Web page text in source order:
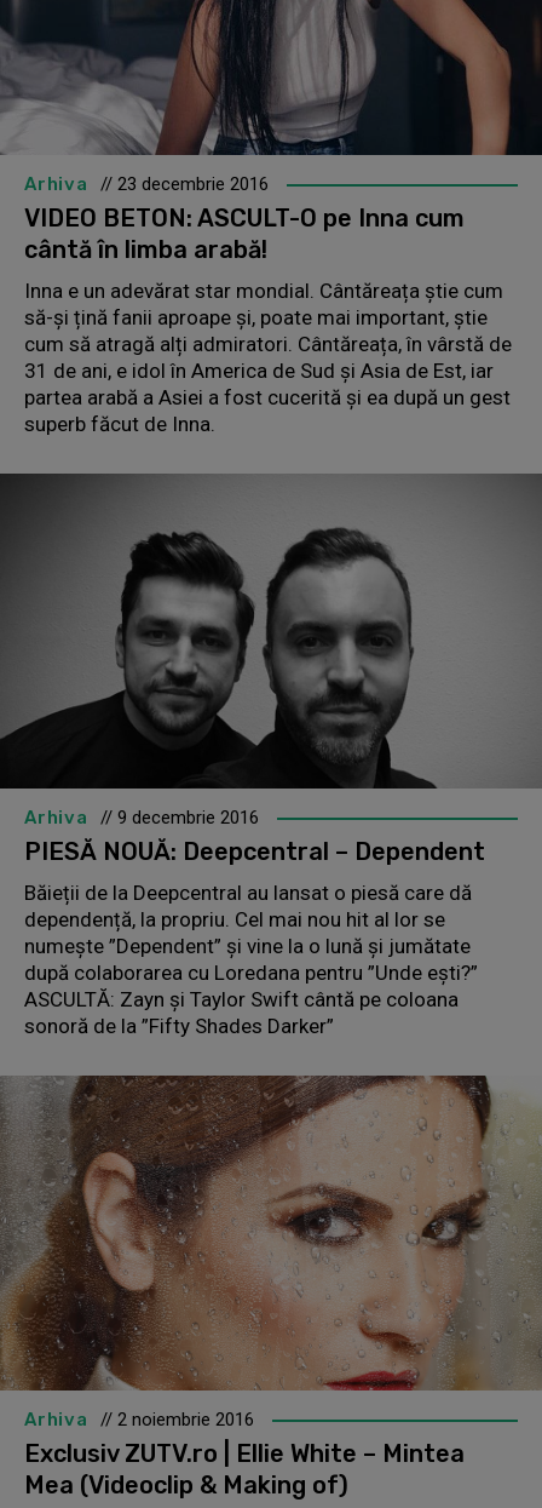
Arhiva // 23 decembrie 2016
VIDEO BETON: ASCULT-O pe Inna cum
cântă în limba arabă!
Inna e un adevărat star mondial. Cântăreața știe cum
să-și țină fanii aproape și, poate mai important, știe
cum să atragă alți admiratori. Cântăreața, în vârstă de
31 de ani, e idol în America de Sud și Asia de Est, iar
partea arabă a Asiei a fost cucerită și ea după un gest
superb făcut de Inna.
Arhiva // 9 decembrie 2016
PIESĂ NOUĂ: Deepcentral – Dependent
Băieții de la Deepcentral au lansat o piesă care dă
dependență, la propriu. Cel mai nou hit al lor se
numește ”Dependent” și vine la o lună și jumătate
după colaborarea cu Loredana pentru ”Unde ești?”
ASCULTĂ: Zayn și Taylor Swift cântă pe coloana
sonoră de la ”Fifty Shades Darker”
Arhiva // 2 noiembrie 2016
Exclusiv ZUTV.ro | Ellie White – Mintea
Mea (Videoclip & Making of)